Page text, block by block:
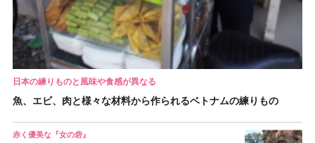
日本の練りものと風味や食感が異なる
魚、エビ、肉と様々な材料から作られるベトナムの練りもの
赤く優美な『女の砦』